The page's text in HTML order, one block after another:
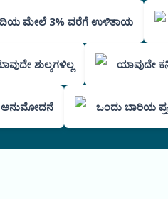
ಮೇಲೆ 3% ವರೆಗೆ ಉಳಿತಾಯ
ಶುಲ್ಕಗಳಿಲ್ಲ ಯಾವುದೇ
ಅನುಮೋದನೆ ಒಂದು ಬಾರಿಯ